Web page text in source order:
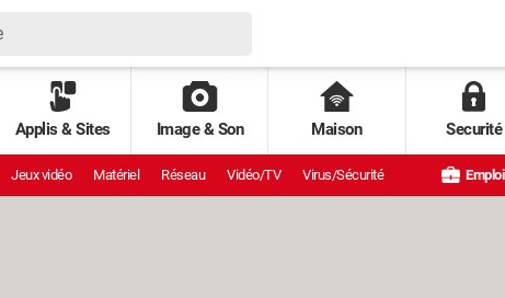
Applis & Sites Image & Son Maison Securité
Jeux vidéo Matériel Réseau Vidéo/TV Virus/Sécurité Emploi